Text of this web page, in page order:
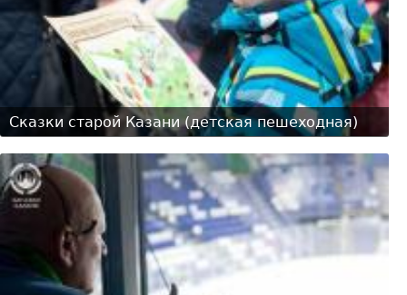
Сказки старой Казани (детская пешеходная)